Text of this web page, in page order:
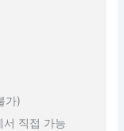
가)
직접 가능